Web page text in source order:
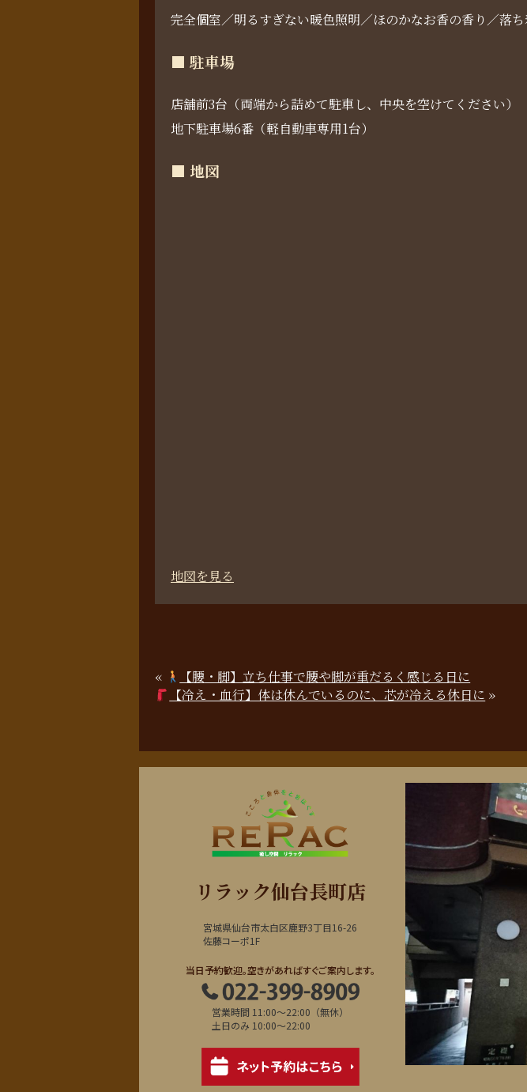
完全個室／明るすぎない暖色照明／ほのかなお香の香り／落
■ 駐車場
店舗前3台（両端から詰めて駐車し、中央を空けてください）
地下駐車場6番（軽自動車専用1台）
■ 地図
地図を見る
«
【腰・脚】立ち仕事で腰や脚が重だるく感じる日に
【冷え・血行】体は休んでいるのに、芯が冷える休日に »
リラック仙台長町店
宮城県仙台市太白区鹿野3丁目16-26
佐藤コーポ1F
当日予約歓迎。空きがあればすぐご案内します。
営業時間 11:00～22:00（無休）
土日のみ 10:00～22:00